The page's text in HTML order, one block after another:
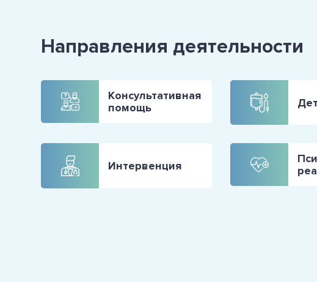
Направления деятельности
Консультативная
помощь
Интервенция